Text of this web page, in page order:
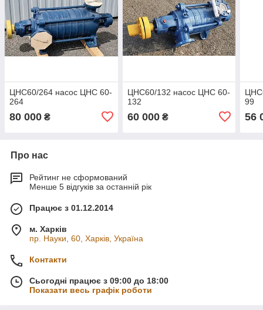
ЦНС60/264 насос ЦНС 60-
264
80 000 ₴
ЦНС60/132 насос ЦНС 60-
132
60 000₴
99
56
Про нас
Рейтинг не сформований
Менше 5 відгуків за останній рік
Працює з 01.12.2014
м. Харків
пр. Науки, 60, Харків, Україна
Контакти
Сьогодні працює з 09:00 до 18:00
Показати весь графік роботи